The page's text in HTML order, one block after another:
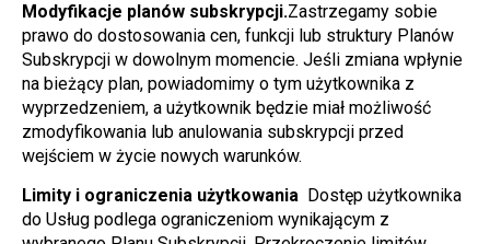
Modyfikacje planów subskrypcji.Zastrzegamy sobie
prawo do dostosowania cen, funkcji lub struktury Planów
Subskrypcji w dowolnym momencie. Jeśli zmiana wpłynie
na bieżący plan, powiadomimy o tym użytkownika z
wyprzedzeniem, a użytkownik będzie miał możliwość
zmodyfikowania lub anulowania subskrypcji przed
wejściem w życie nowych warunków.
Limity i ograniczenia użytkowania Dostęp użytkownika
do Usług podlega ograniczeniom wynikającym z